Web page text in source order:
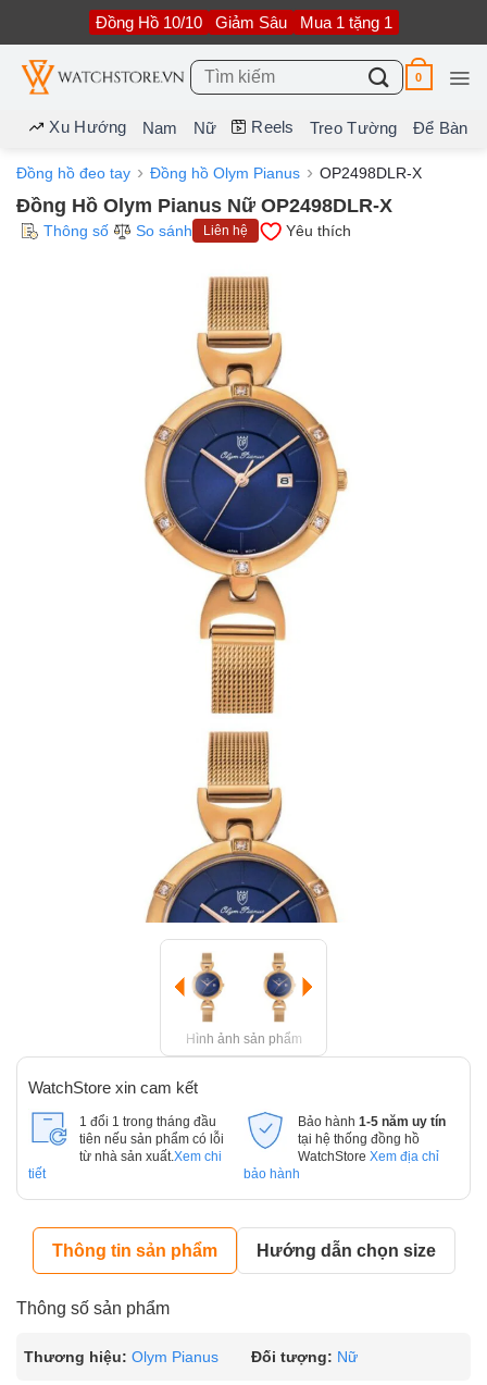
nội
dung
Đồng Hồ 10/10 Giảm Sâu Mua 1 tặng 1
Tìm
kiếm:
0
Xu Hướng Nam Nữ Reels Treo Tường Để Bàn
Đồng hồ đeo tay Đồng hồ Olym Pianus OP2498DLR-X
Đồng Hồ Olym Pianus Nữ OP2498DLR-X
Thông số So sánh Liên hệ Yêu thích
Hình ảnh sản phẩm
WatchStore xin cam kết
1 đổi 1 trong tháng đầu
tiên nếu sản phẩm có lỗi
từ nhà sản xuất. Xem chi
tiết
Bảo hành 1-5 năm uy tín
tại hệ thống đồng hồ
WatchStore Xem địa chỉ
bảo hành
Thông tin sản phẩm Hướng dẫn chọn size
Thông số sản phẩm
Thương hiệu: Olym Pianus Đối tượng: Nữ